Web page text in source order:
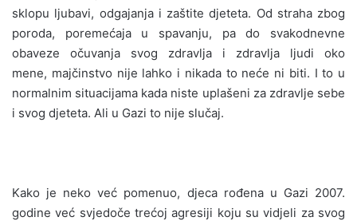
sklopu ljubavi, odgajanja i zaštite djeteta. Od straha zbog
poroda, poremećaja u spavanju, pa do svakodnevne
obaveze očuvanja svog zdravlja i zdravlja ljudi oko
mene, majčinstvo nije lahko i nikada to neće ni biti. I to u
normalnim situacijama kada niste uplašeni za zdravlje sebe
i svog djeteta. Ali u Gazi to nije slučaj.
Kako je neko već pomenuo, djeca rođena u Gazi 2007.
godine već svjedoče trećoj agresiji koju su vidjeli za svog